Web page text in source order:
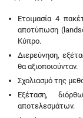
Ετοιμασία 4
αποτύπωση
Κύπρο.
Διερεύνηση,
θα αξιοποιούνταν.
Σχολιασμό της
Εξέταση,
αποτελεσμάτων.